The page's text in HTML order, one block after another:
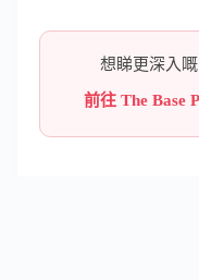
想睇更深入
前往 The Base